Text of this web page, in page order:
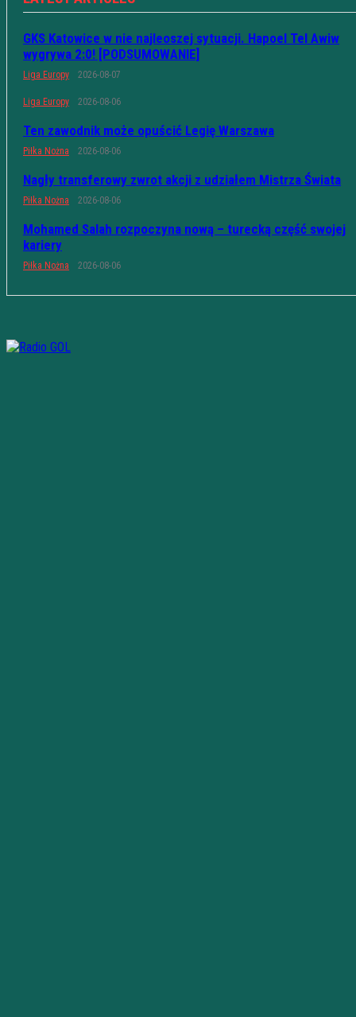
GKS Katowice w nie najleoszej sytuacji. Hapoel Tel Awiw
wygrywa 2:0! [PODSUMOWANIE]
Liga Europy 2026-08-07
Liga Europy 2026-08-06
Ten zawodnik może opuścić Legię Warszawa
Piłka Nożna 2026-08-06
Nagły transferowy zwrot akcji z udziałem Mistrza Świata
Piłka Nożna 2026-08-06
Mohamed Salah rozpoczyna nową – turecką część swojej
kariery
Piłka Nożna 2026-08-06